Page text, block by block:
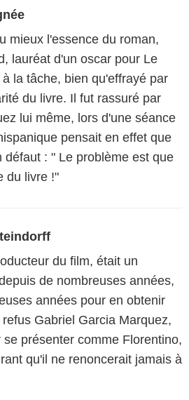
mieux l'essence du roman,
lauréat d'un oscar pour Le
la tâche, bien qu'effrayé par
du livre. Il fut rassuré par
lui même, lors d'une séance
pensait en effet que
défaut : " Le problème est que
du livre !"
du film, était un
de nombreuses années,
années pour en obtenir
Gabriel Garcia Marquez,
se présenter comme Florentino,
qu'il ne renoncerait jamais à